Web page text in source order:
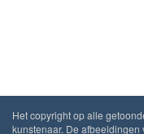
Het copyright op alle
kunstenaar. De